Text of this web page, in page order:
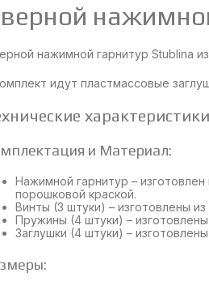
нажимной гарнитур Stublina
идут пластмассовые
и Материал:
Нажимной гарнитур –
порошковой краской.
Винты (3 штуки) – изготовлены
Пружины (4 штуки) –
Заглушки (4 штуки) – изготовлены